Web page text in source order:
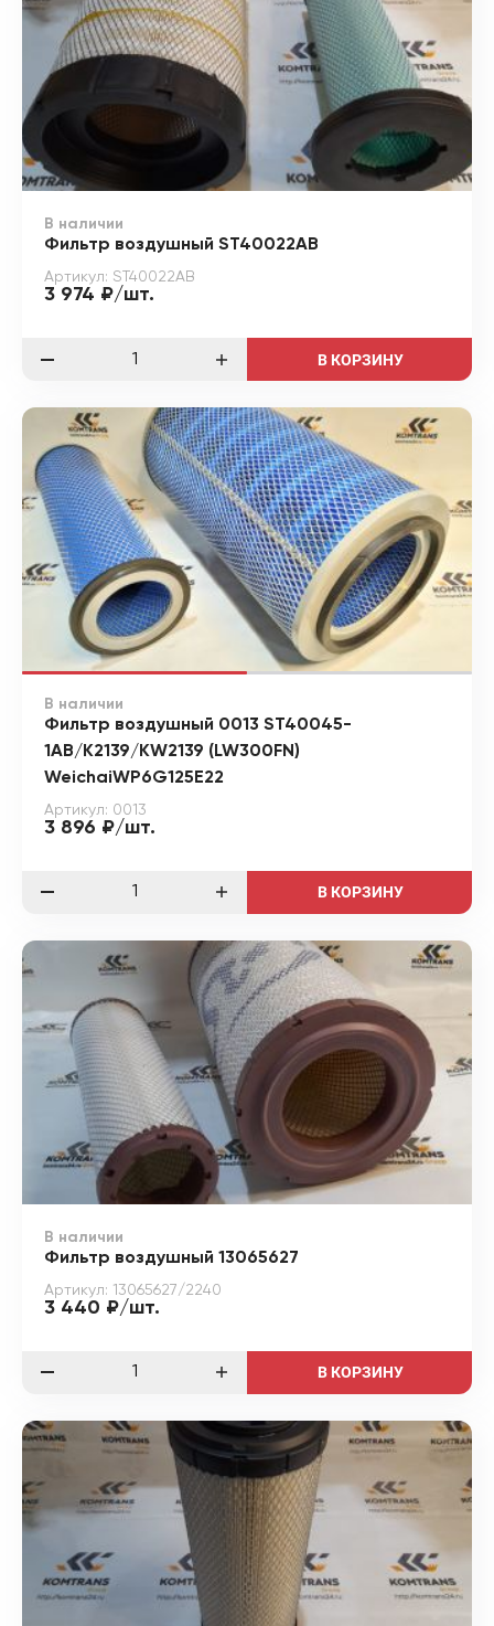
В наличии
Фильтр воздушный ST40022AB
Артикул: ST40022AB
3 974 ₽/шт.
В КОРЗИНУ
В наличии
Фильтр воздушный 0013 ST40045-
1AB/K2139/KW2139 (LW300FN)
WeichaiWP6G125E22
Артикул: 0013
3 896 ₽/шт.
В КОРЗИНУ
В наличии
Фильтр воздушный 13065627
Артикул: 13065627/2240
3 440 ₽/шт.
В КОРЗИНУ